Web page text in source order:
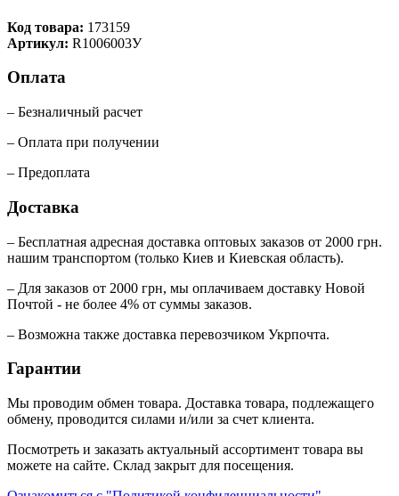
Код товара: 173159
Артикул: R1006003У
Оплата
– Безналичный расчет
– Оплата при получении
– Предоплата
Доставка
– Бесплатная адресная доставка оптовых заказов от 2000 грн.
нашим транспортом (только Киев и Киевская область).
– Для заказов от 2000 грн, мы оплачиваем доставку Новой
Почтой - не более 4% от суммы заказов.
– Возможна также доставка перевозчиком Укрпочта.
Гарантии
Мы проводим обмен товара. Доставка товара, подлежащего
обмену, проводится силами и/или за счет клиента.
Посмотреть и заказать актуальный ассортимент товара вы
можете на сайте. Склад закрыт для посещения.